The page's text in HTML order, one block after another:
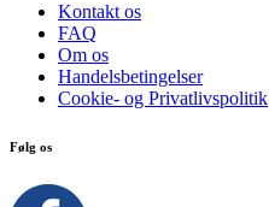
Kontakt os
FAQ
Om os
Handelsbetingelser
Cookie- og Privatlivspolitik
Følg os